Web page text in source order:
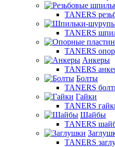
TANERS
TANERS
TANERS
Анкеры
TANERS
Болты
TANERS
Гайки
TANERS
Шайбы
TANERS
TANERS